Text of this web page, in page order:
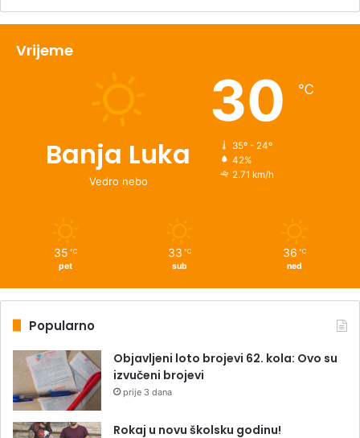
Vrijeme
Banja Luka
Vedro nebo
30 ℃
35º - 24º
42%
2.71 km/h
35 ℃
pet
33 ℃
sub
36 ℃
ned
Popularno
Objavljeni loto brojevi 62. kola: Ovo su
izvučeni brojevi
prije 3 dana
Rokaj u novu školsku godinu!